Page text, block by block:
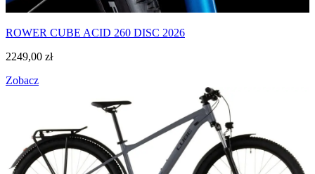
ROWER CUBE ACID 260 DISC 2026
2249,00 zł
Zobacz